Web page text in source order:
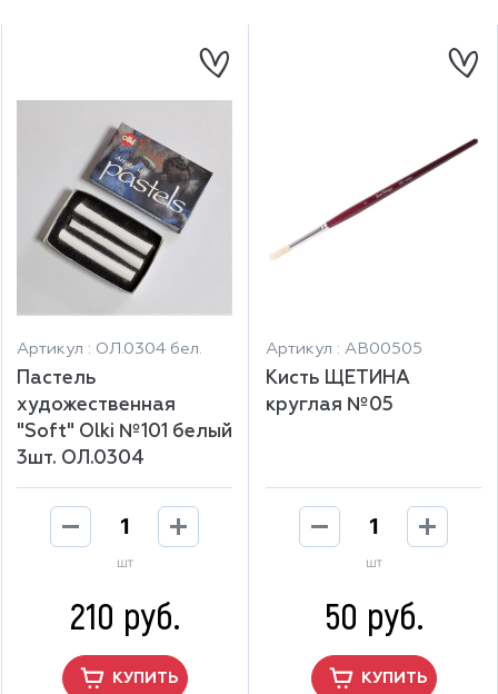
Артикул : ОЛ.0304 бел.
Пастель
художественная
"Soft" Olki №101 белый
3шт. ОЛ.0304
шт
210 руб.
КУПИТЬ
Артикул : АВ00505
Кисть ЩЕТИНА
круглая №05
шт
50 руб.
КУПИТЬ